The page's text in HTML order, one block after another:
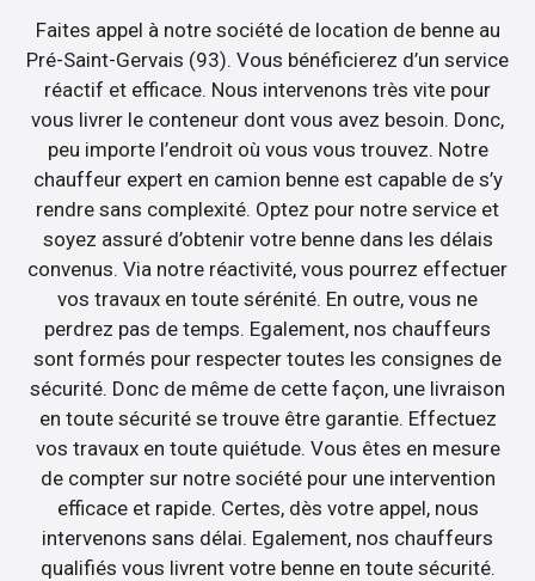
Faites appel à notre société de location de benne au
Pré-Saint-Gervais (93). Vous bénéficierez d’un service
réactif et efficace. Nous intervenons très vite pour
vous livrer le conteneur dont vous avez besoin. Donc,
peu importe l’endroit où vous vous trouvez. Notre
chauffeur expert en camion benne est capable de s’y
rendre sans complexité. Optez pour notre service et
soyez assuré d’obtenir votre benne dans les délais
convenus. Via notre réactivité, vous pourrez effectuer
vos travaux en toute sérénité. En outre, vous ne
perdrez pas de temps. Egalement, nos chauffeurs
sont formés pour respecter toutes les consignes de
sécurité. Donc de même de cette façon, une livraison
en toute sécurité se trouve être garantie. Effectuez
vos travaux en toute quiétude. Vous êtes en mesure
de compter sur notre société pour une intervention
efficace et rapide. Certes, dès votre appel, nous
intervenons sans délai. Egalement, nos chauffeurs
qualifiés vous livrent votre benne en toute sécurité.